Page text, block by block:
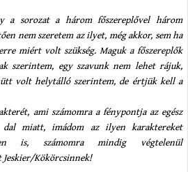
a sorozat a három főszereplővel három
nem szeretem az ilyet, még akkor, sem ha
miért volt szükség. Maguk a főszereplők
szerintem, egy szavunk nem lehet rájuk,
volt helytálló szerintem, de értjük kell a
ami számomra a fénypontja az egész
miatt, imádom az ilyen karaktereket
is, számomra mindig végtelenül
Kökörcsinnek!